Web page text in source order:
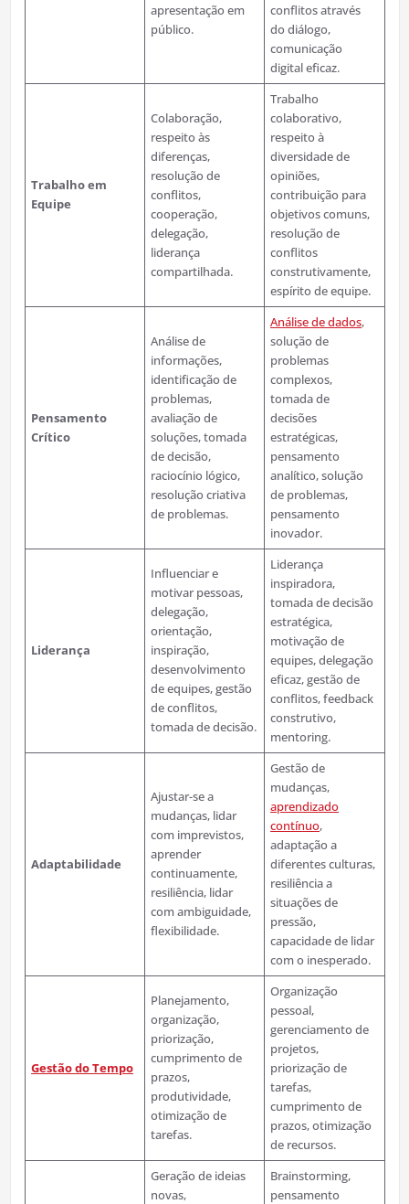
apresentação em
público.
conflitos através
do diálogo,
comunicação
digital eficaz.
Trabalho em
Equipe
Colaboração,
respeito às
diferenças,
resolução de
conflitos,
cooperação,
delegação,
liderança
compartilhada.
Trabalho
colaborativo,
respeito à
diversidade de
opiniões,
contribuição para
objetivos comuns,
resolução de
conflitos
construtivamente,
espírito de equipe.
Pensamento
Crítico
Análise de
informações,
identificação de
problemas,
avaliação de
soluções, tomada
de decisão,
raciocínio lógico,
resolução criativa
de problemas.
Análise de dados,
solução de
problemas
complexos,
tomada de
decisões
estratégicas,
pensamento
analítico, solução
de problemas,
pensamento
inovador.
Liderança
Influenciar e
motivar pessoas,
delegação,
orientação,
inspiração,
desenvolvimento
de equipes, gestão
de conflitos,
tomada de decisão.
Liderança
inspiradora,
tomada de decisão
estratégica,
motivação de
equipes, delegação
eficaz, gestão de
conflitos, feedback
construtivo,
mentoring.
Adaptabilidade
Ajustar-se a
mudanças, lidar
com imprevistos,
aprender
continuamente,
resiliência, lidar
com ambiguidade,
flexibilidade.
Gestão de
mudanças,
aprendizado
contínuo,
adaptação a
diferentes culturas,
resiliência a
situações de
pressão,
capacidade de lidar
com o inesperado.
Gestão do Tempo
Planejamento,
organização,
priorização,
cumprimento de
prazos,
produtividade,
otimização de
tarefas.
Organização
pessoal,
gerenciamento de
projetos,
priorização de
tarefas,
cumprimento de
prazos, otimização
de recursos.
Geração de ideias
novas,
Brainstorming,
pensamento